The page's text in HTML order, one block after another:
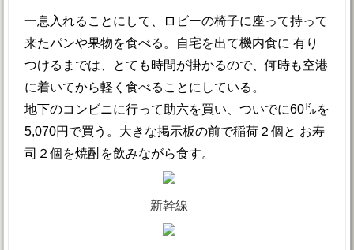
一息入れることにして、ロビーの椅子に座って持って
来たパンや果物を食べる。自宅を出て機内食に 有り
つけるまでは、とても時間が掛かるので、何時も空港
に着いてから軽く食べることにしている。
地下のコンビニに行って助六を買い、ついでに60㌦を
5,070円で買う。大きな掲示板の前で稲荷２個と お寿
司２個を焼酎を飲みながら食す。
新幹線